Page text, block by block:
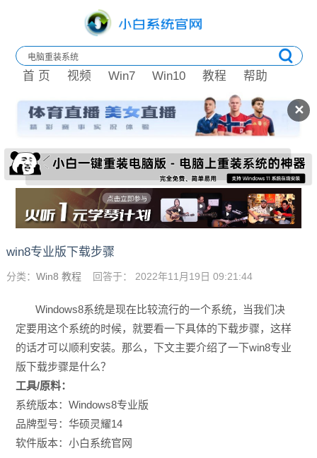
✕
首 页 视频 Win7 Win10 教程 帮助
win8专业版下载步骤
分类： Win8 教程 回答于： 2022年11月19日 09:21:44
Windows8系统是现在比较流行的一个系统，当我们决
定要用这个系统的时候，就要看一下具体的下载步骤，这样
的话才可以顺利安装。那么，下文主要介绍了一下win8专业
版下载步骤是什么？
工具/原料：
系统版本：Windows8专业版
品牌型号：华硕灵耀14
软件版本：小白系统官网